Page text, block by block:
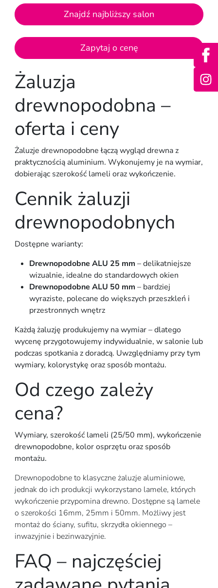
Znajdź najbliższy salon
Zapytaj o cenę
Żaluzja
drewnopodobna –
oferta i ceny
Żaluzje drewnopodobne łączą wygląd drewna z
praktycznością aluminium. Wykonujemy je na wymiar,
dobierając szerokość lameli oraz wykończenie.
Cennik żaluzji
drewnopodobnych
Dostępne warianty:
Drewnopodobne ALU 25 mm – delikatniejsze
wizualnie, idealne do standardowych okien
Drewnopodobne ALU 50 mm – bardziej
wyraziste, polecane do większych przeszkleń i
przestronnych wnętrz
Każdą żaluzję produkujemy na wymiar – dlatego
wycenę przygotowujemy indywidualnie, w salonie lub
podczas spotkania z doradcą. Uwzględniamy przy tym
wymiary, kolorystykę oraz sposób montażu.
Od czego zależy
cena?
Wymiary, szerokość lameli (25/50 mm), wykończenie
drewnopodobne, kolor osprzętu oraz sposób
montażu.
Drewnopodobne to klasyczne żaluzje aluminiowe,
jednak do ich produkcji wykorzystano lamele, których
wykończenie przypomina drewno. Dostępne są lamele
o szerokości 16mm, 25mm i 50mm. Możliwy jest
montaż do ściany, sufitu, skrzydła okiennego –
inwazyjnie i bezinwazyjnie.
FAQ – najczęściej